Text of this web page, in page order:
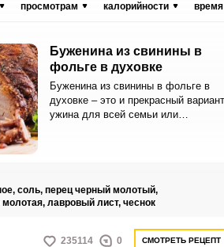
просмотрам калорийности время
Буженина из свинины в
фольге в духовке
Буженина из свинины в фольге в
духовке – это и прекрасный вариант
ужина для всей семьи или
прекрасный вариант разнообразить
питание, максимально сохранив
соль, перец черный молотый,
молотая, лавровый лист, чеснок
235114 0 СМОТРЕТЬ РЕЦЕПТ